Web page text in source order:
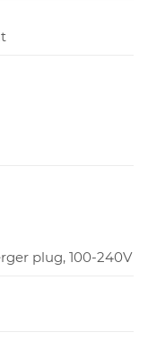
plug, 100-240V